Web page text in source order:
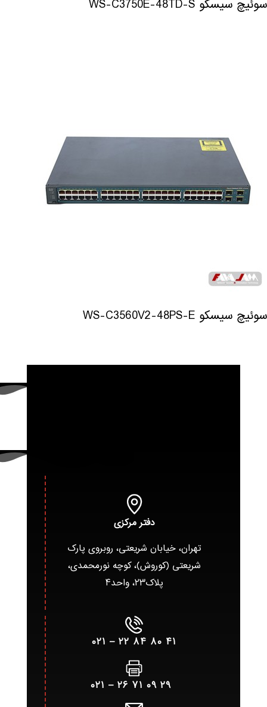
سوئیچ سیسکو WS-C3750E-48TD-S
سوئیچ سیسکو WS-C3560V2-48PS-E
دفتر مرکزی
تهران، خیابان شریعتی، روبروی پارک
شریعتی (کوروش)، کوچه نورمحمدی،
پلاک۲۳، واحد۴
۴۱ ۸۰ ۸۴ ۲۲ – ۰۲۱
۲۹ ۰۹ ۷۱ ۲۶ – ۰۲۱